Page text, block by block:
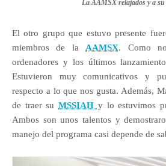
La AAMSX relajados y a
El otro grupo que estuvo presente
miembros de laAAMSX. Como
ordenadores y los últimos
Estuvieron muy comunicativos y
respecto a lo que nos gusta. Además,
de traer suMSSIAH y lo estuvimos
Ambos son unos talentos y
manejo del programa casi depende de